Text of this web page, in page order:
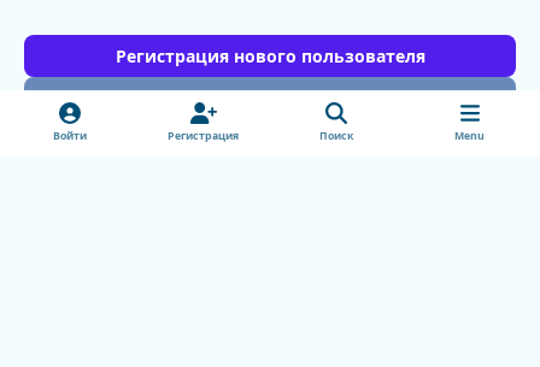
Регистрация нового пользователя
Войти Регистрация Поиск Menu